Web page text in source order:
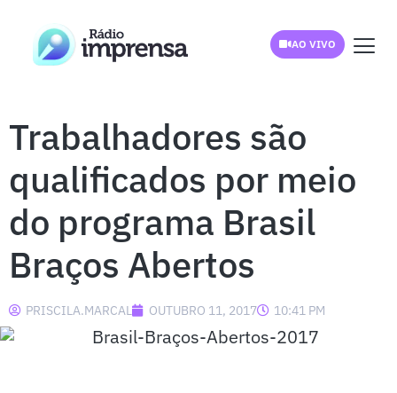
AO VIVO
Trabalhadores são
qualificados por meio
do programa Brasil
Braços Abertos
PRISCILA.MARCAL OUTUBRO 11, 2017 10:41 PM